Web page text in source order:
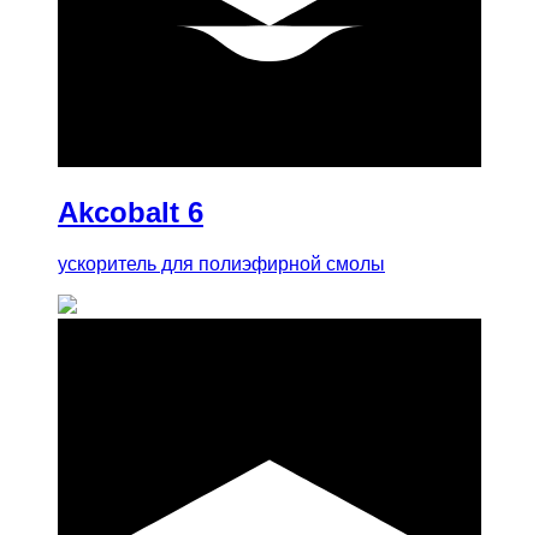
Akcobalt 6
ускоритель для полиэфирной смолы